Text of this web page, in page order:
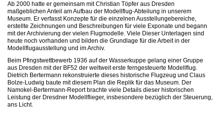
Ab 2000 hatte er gemeinsam mit Christian Töpfer aus Dresden
maßgeblichen Anteil am Aufbau der Modellflug-Abteilung in unserem
Museum. Er verfasst Konzepte für die einzelnen Ausstellungebereiche,
erstellte Zeichnungen und Beschreibungen für viele Exponate und begann
mit der Archivierung der vielen Flugmodelle. Viele Dieser Unterlagen sind
heute noch vorhanden und bilden die Grundlage für die Arbeit in der
Modellflugausstellung und im Archiv.
Beim Pfingstwettbewerb 1936 auf der Wasserkuppe gelang einer Gruppe
aus Dresden mit der BF52 der weltweit erste ferngesteuerte Modellflug.
Dietrich Bertermann rekonstruierte dieses historische Flugzeug und Claus
Bolze-Ludwig baute mit diesem Plan die Replik für das Museum. Der
Namokel-Bertermann-Report brachte viele Details dieser historischen
Leistung der Dresdner Modellflieger, insbesondere bezüglich der Steuerung,
ans Licht.